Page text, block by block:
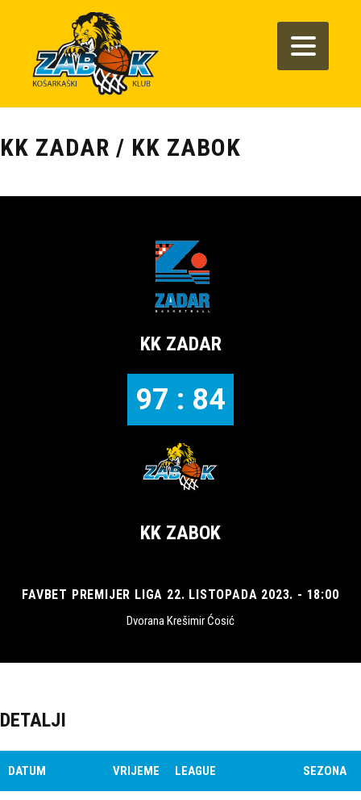
KK ZADAR / KK ZABOK
KK ZADAR
97 : 84
KK ZABOK
FAVBET PREMIJER LIGA 22. LISTOPADA 2023. - 18:00
Dvorana Krešimir Ćosić
DETALJI
DATUM VRIJEME LEAGUE SEZONA